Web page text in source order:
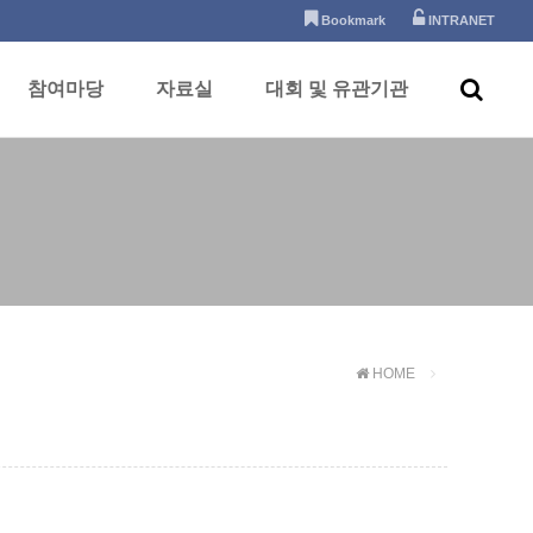
Bookmark INTRANET
참여마당 자료실 대회 및 유관기관
HOME